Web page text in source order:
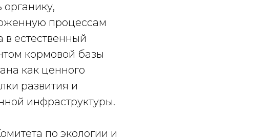
органику,
процессам
в естественный
кормовой базы
как ценного
развития и
инфраструктуры.
по экологии и